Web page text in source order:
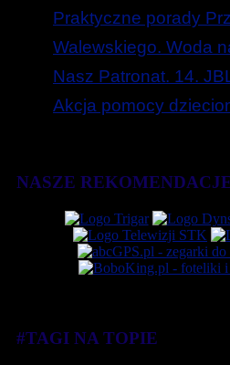
Praktyczne porady
Walewskiego. Woda
Nasz Patronat. 14.
Akcja pomocy
NASZE
#TAGI NA TOPIE